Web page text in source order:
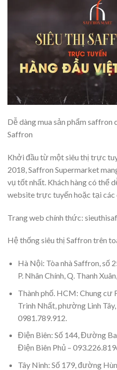
Dễ dàng mua sản phẩm saffron
Saffron
Khởi đầu từ một siêu thị trực
2018, Saffron Supermarket
vụ tốt nhất. Khách hàng có thể
website trực tuyến hoặc tại các
Trang web chính thức:
Hệ thống siêu thị Saffron trên
Hà Nội: Tòa nhà Saffron, số
P. Nhân Chính, Q. Thanh
Thành phố. HCM: Chung
Trinh Nhất, phường Linh
0981.789.912.
Điện Biên: Số 144, Đường
Điện Biên Phủ –
Tây Ninh: Số 179, đường